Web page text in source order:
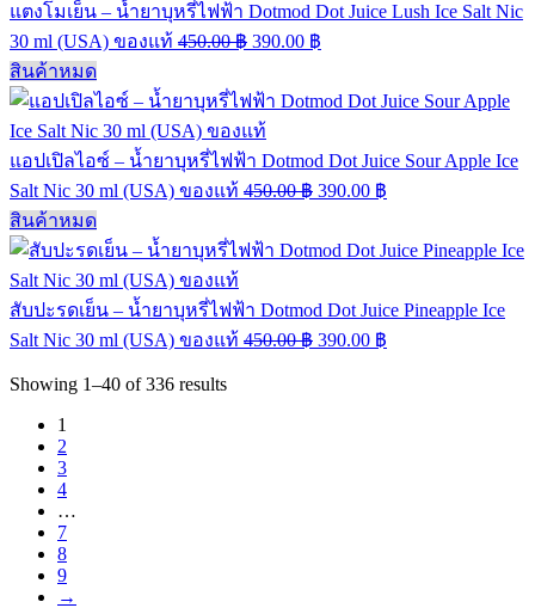
แตงโมเย็น – น้ำยาบุหรี่ไฟฟ้า Dotmod Dot Juice Lush Ice Salt Nic
30 ml (USA) ของแท้ 450.00฿ 390.00 ฿
สินค้าหมด
แอปเปิลไอซ์ – น้ำยาบุหรี่ไฟฟ้า Dotmod Dot Juice Sour Apple Ice
Salt Nic 30 ml (USA) ของแท้ 450.00฿ 390.00 ฿
สินค้าหมด
สับปะรดเย็น – น้ำยาบุหรี่ไฟฟ้า Dotmod Dot Juice Pineapple Ice
Salt Nic 30 ml (USA) ของแท้ 450.00฿ 390.00 ฿
Showing 1–40 of336 results
1
2
3
4
…
7
8
9
→